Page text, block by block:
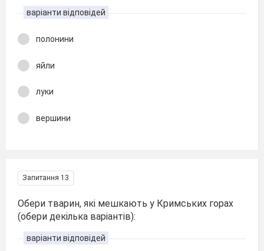
варіанти відповідей
полонини
яйли
луки
вершини
Запитання 13
Обери тварин, які мешкають у Кримських горах
(обери декілька варіантів):
варіанти відповідей